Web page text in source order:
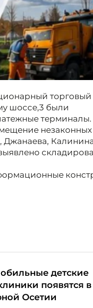
торговый
шоссе,3 были
терминалы.
незаконных
детские
появятся в
Осетии